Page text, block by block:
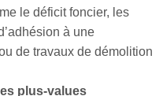
le déficit foncier, les
à une
de travaux de démolition
plus-values